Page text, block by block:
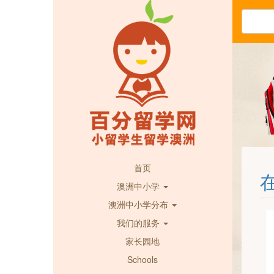
首页
澳洲中小学
澳洲中小学分布
我们的服务
家长园地
Schools